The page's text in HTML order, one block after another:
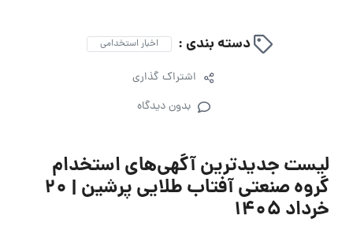
دسته بندی : اخبار استخدامی
اشتراک گذاری
بدون دیدگاه
لیست جدیدترین آگهی‌های استخدام
گروه صنعتی آفتاب طلایی پرشین | ۲۰
خرداد ۱۴۰۵